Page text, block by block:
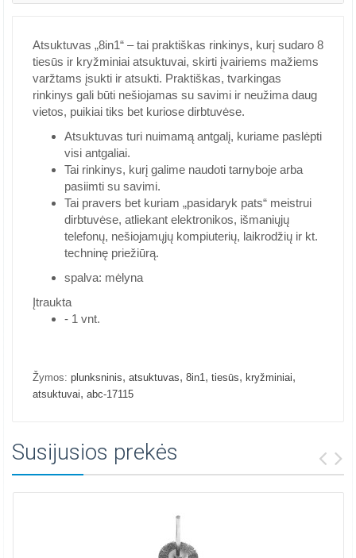
Atsuktuvas „8in1“ – tai praktiškas rinkinys, kurį sudaro 8
tiesūs ir kryžminiai atsuktuvai, skirti įvairiems mažiems
varžtams įsukti ir atsukti. Praktiškas, tvarkingas
rinkinys gali būti nešiojamas su savimi ir neužima daug
vietos, puikiai tiks bet kuriose dirbtuvėse.
Atsuktuvas turi nuimamą antgalį, kuriame paslėpti
visi antgaliai.
Tai rinkinys, kurį galime naudoti tarnyboje arba
pasiimti su savimi.
Tai pravers bet kuriam „pasidaryk pats“ meistrui
dirbtuvėse, atliekant elektronikos, išmaniųjų
telefonų, nešiojamųjų kompiuterių, laikrodžių ir kt.
techninę priežiūrą.
spalva: mėlyna
Įtraukta
- 1 vnt.
Žymos: plunksninis, atsuktuvas, 8in1, tiesūs, kryžminiai,
atsuktuvai, abc-17115
Susijusios prekės